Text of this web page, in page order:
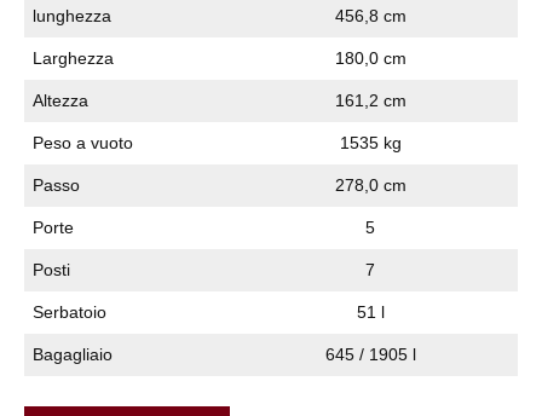
lunghezza 456,8 cm
Larghezza 180,0 cm
Altezza 161,2 cm
Peso a vuoto 1535 kg
Passo 278,0 cm
Porte 5
Posti 7
Serbatoio 51 l
Bagagliaio 645 / 1905 l